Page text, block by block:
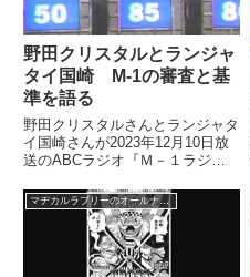
野田クリスタルとランジャ
タイ国崎 M-1の審査と基
準を語る
野田クリスタルさんとランジャタ
イ国崎さんが2023年12月10日放
送のABCラジオ『Ｍ－１ラジオ
ランプリについてトーク。審査員
の審査やその基準などについて話
していました。
マヂカルラブリーのオールナイトニッポン0